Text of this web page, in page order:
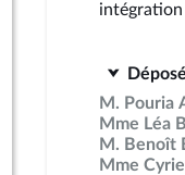
Date de dépôt
4 novembre 2024
intégration
M. Pouria
Mme Léa
M. Benoît
Mme